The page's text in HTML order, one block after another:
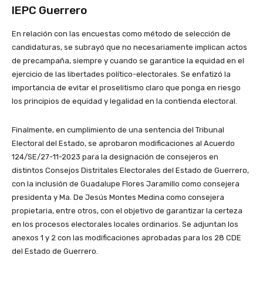
IEPC Guerrero
En relación con las encuestas como método de selección de
candidaturas, se subrayó que no necesariamente implican actos
de precampaña, siempre y cuando se garantice la equidad en el
ejercicio de las libertades político-electorales. Se enfatizó la
importancia de evitar el proselitismo claro que ponga en riesgo
los principios de equidad y legalidad en la contienda electoral.
Finalmente, en cumplimiento de una sentencia del Tribunal
Electoral del Estado, se aprobaron modificaciones al Acuerdo
124/SE/27-11-2023 para la designación de consejeros en
distintos Consejos Distritales Electorales del Estado de Guerrero,
con la inclusión de Guadalupe Flores Jaramillo como consejera
presidenta y Ma. De Jesús Montes Medina como consejera
propietaria, entre otros, con el objetivo de garantizar la certeza
en los procesos electorales locales ordinarios. Se adjuntan los
anexos 1 y 2 con las modificaciones aprobadas para los 28 CDE
del Estado de Guerrero.